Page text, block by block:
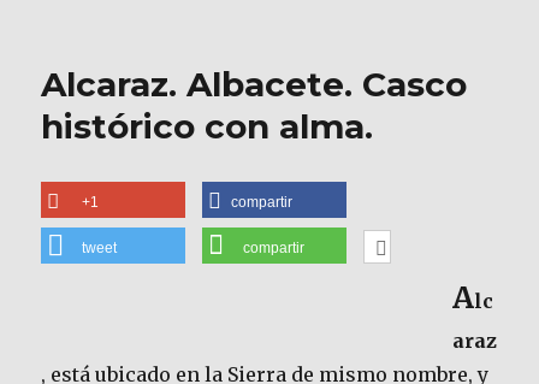
Alcaraz. Albacete. Casco
histórico con alma.
+1 compartir
tweet compartir
Alc
araz
, está ubicado en la Sierra de mismo nombre, y